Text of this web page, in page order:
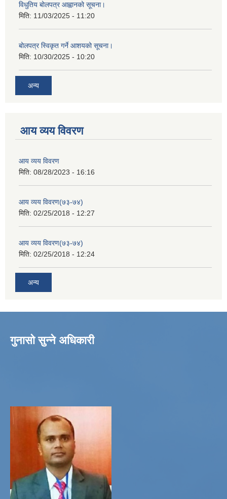
विधुतिय बोलपत्र आह्वानको सूचना।
मिति: 11/03/2025 - 11:20
बोलपत्र स्विकृत गर्ने आशयको सूचना।
मिति: 10/30/2025 - 10:20
अन्य
आय व्यय विवरण
आय व्यय विवरण
मिति: 08/28/2023 - 16:16
आय व्यय विवरण(७३-७४)
मिति: 02/25/2018 - 12:27
आय व्यय विवरण(७३-७४)
मिति: 02/25/2018 - 12:24
अन्य
गुनासो सुन्ने अधिकारी